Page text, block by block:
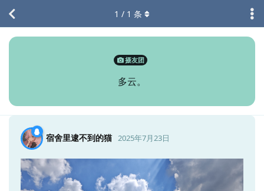
摄友团
多云。
1 / 1 条
宿舍里逮不到的猫 2025年7月23日